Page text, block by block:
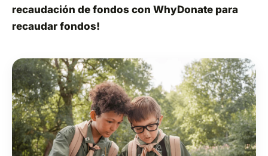
recaudación de fondos con WhyDonate para
recaudar fondos!